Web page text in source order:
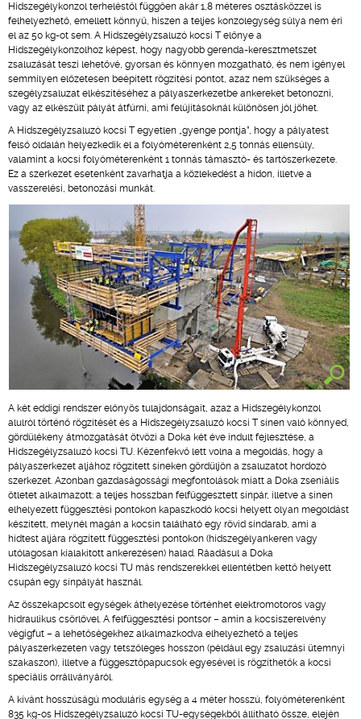
Hídszegélykonzol terheléstől függően akár 1,8 méteres osztásközzel is
felhelyezhető, emellett könnyű, hiszen a teljes konzolegység súlya nem éri
el az 50 kg-ot sem. A Hídszegélyzsaluzó kocsi T előnye a
Hídszegélykonzolhoz képest, hogy nagyobb gerenda-keresztmetszet
zsaluzását teszi lehetővé, gyorsan és könnyen mozgatható, és nem igényel
semmilyen előzetesen beépített rögzítési pontot, azaz nem szükséges a
szegélyzsaluzat elkészítéséhez a pályaszerkezetbe ankereket betonozni,
vagy az elkészült pályát átfúrni, ami felújításoknál különösen jól jöhet.
A Hídszegélyzsaluzó kocsi T egyetlen „gyenge pontja”, hogy a pályatest
felső oldalán helyezkedik el a folyóméterenként 2,5 tonnás ellensúly,
valamint a kocsi folyóméterenként 1 tonnás támasztó- és tartószerkezete.
Ez a szerkezet esetenként zavarhatja a közlekedést a hídon, illetve a
vasszerelési, betonozási munkát.
A két eddigi rendszer előnyös tulajdonságait, azaz a Hídszegélykonzol
alulról történő rögzítését és a Hídszegélyzsaluzó kocsi T sínen való könnyed,
gördülékeny átmozgatását ötvözi a Doka két éve indult fejlesztése, a
Hídszegélyzsaluzó kocsi TU. Kézenfekvő lett volna a megoldás, hogy a
pályaszerkezet aljához rögzített síneken gördüljön a zsaluzatot hordozó
szerkezet. Azonban gazdaságossági megfontolások miatt a Doka zseniális
ötletet alkalmazott: a teljes hosszban felfüggesztett sínpár, illetve a sínen
elhelyezett függesztési pontokon kapaszkodó kocsi helyett olyan megoldást
készített, melynél magán a kocsin található egy rövid síndarab, ami a
hídtest aljára rögzített függesztési pontokon (hídszegélyankeren vagy
utólagosan kialakított ankerezésen) halad. Ráadásul a Doka
Hídszegélyzsaluzó kocsi TU más rendszerekkel ellentétben kettő helyett
csupán egy sínpályát használ.
Az összekapcsolt egységek áthelyezése történhet elektromotoros vagy
hidraulikus csörlővel. A felfüggesztési pontsor – amin a kocsiszerelvény
végigfut – a lehetőségekhez alkalmazkodva elhelyezhető a teljes
pályaszerkezeten vagy tetszőleges hosszon (például egy zsaluzási ütemnyi
szakaszon), illetve a függesztőpapucsok egyesével is rögzíthetők a kocsi
speciális orrállványáról.
A kívánt hosszúságú moduláris egység a 4 méter hosszú, folyóméterenként
835 kg-os Hídszegélyzsaluzó kocsi TU-egységekből állítható össze, elején